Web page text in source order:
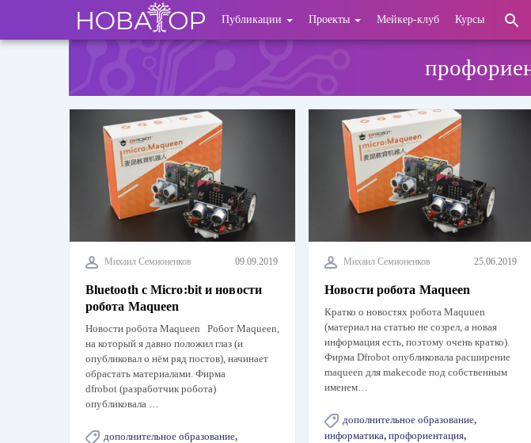
основному
User
account
Публикации Проекты Мейкер-клуб Курсы
Михаил Семионенков 09.09.2019
Bluetooth с Micro:bit и новости
робота Maqueen
Новости робота Maqueen Робот Maqueen,
на который я давно положил глаз (и
опубликовал о нём ряд постов), начинает
обрастать материалами. Фирма
dfrobot (разработчик робота)
опубликовала …
дополнительное образование,
Михаил Семионенков 25.06.2019
Новости робота Maqueen
Кратко о новостях робота Maquuen
(материал на статью не созрел, а новая
информация есть, поэтому очень кратко).
Фирма Dfrobot опубликовала расширение
maqueen для makecode под собственным
именем…
дополнительное образование,
информатика,профориентация,